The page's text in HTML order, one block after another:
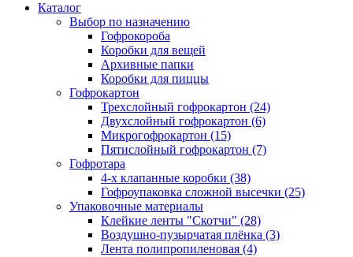
Каталог
Выбор по назначению
Гофрокороба
Коробки для вещей
Архивные папки
Коробки для пиццы
Гофрокартон
Трехслойный гофрокартон (24)
Двухслойный гофрокартон (6)
Микрогофрокартон (15)
Пятислойный гофрокартон (7)
Гофротара
4-х клапанные коробки (38)
Гофроупаковка сложной высечки (25)
Упаковочные материалы
Клейкие ленты "Скотчи" (28)
Воздушно-пузырчатая плёнка (3)
Лента полипропиленовая (4)